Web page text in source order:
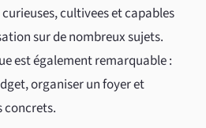
cultivees et capables
sur de nombreux sujets.
est également remarquable :
organiser un foyer et
concrets.